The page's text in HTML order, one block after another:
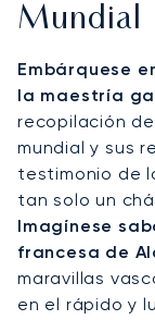
Mundial
Embárquese
la maestría
recopilación
mundial y sus
testimonio de
tan solo un
Imagínese
francesa de
maravillas
en el rápido y